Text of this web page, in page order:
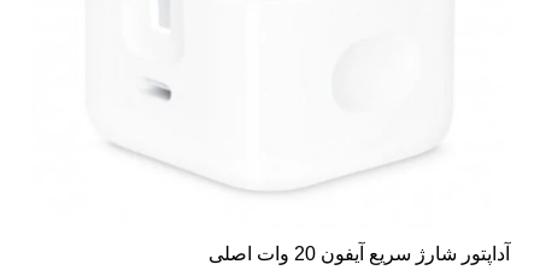
آداپتور شارژ سریع آیفون 20 وات اصلی